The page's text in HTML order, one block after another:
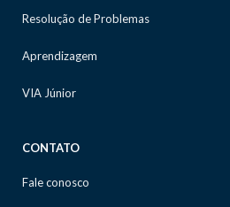
Resolução de Problemas
Aprendizagem
VIA Júnior
CONTATO
Fale conosco